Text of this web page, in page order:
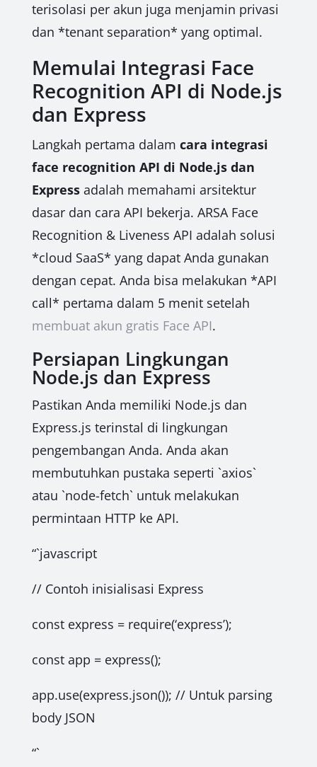
terisolasi per akun juga menjamin privasi
dan *tenant separation* yang optimal.
Memulai Integrasi Face
Recognition API di Node.js
dan Express
Langkah pertama dalam cara integrasi
face recognition API di Node.js dan
Expressadalah memahami arsitektur
dasar dan cara API bekerja. ARSA Face
Recognition & Liveness API adalah solusi
*cloud SaaS* yang dapat Anda gunakan
dengan cepat. Anda bisa melakukan *API
call* pertama dalam 5 menit setelah
membuat akun gratis Face API.
Persiapan Lingkungan
Node.js dan Express
Pastikan Anda memiliki Node.js dan
Express.js terinstal di lingkungan
pengembangan Anda. Anda akan
membutuhkan pustaka seperti `axios`
atau `node-fetch` untuk melakukan
permintaan HTTP ke API.
“`javascript
// Contoh inisialisasi Express
const express = require(‘express’);
const app = express();
app.use(express.json()); // Untuk parsing
body JSON
“`